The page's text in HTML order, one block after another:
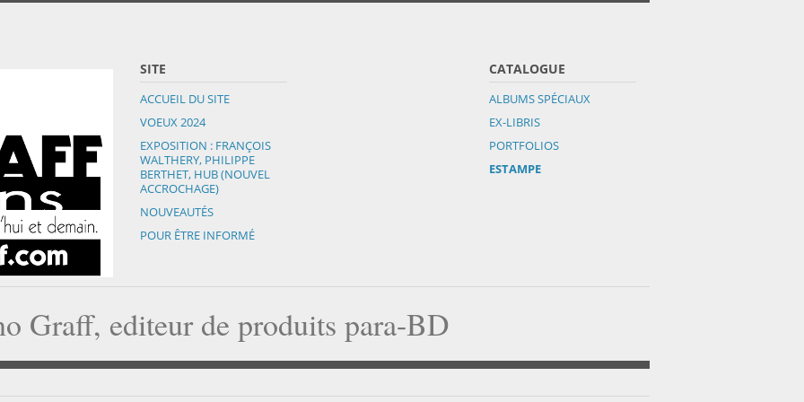
SITE
ACCUEIL DU SITE
VOEUX 2024
EXPOSITION : FRANÇOIS
WALTHERY, PHILIPPE
BERTHET, HUB (NOUVEL
ACCROCHAGE)
NOUVEAUTÉS
POUR ÊTRE INFORMÉ
CATALOGUE
ALBUMS SPÉCIAUX
EX-LIBRIS
PORTFOLIOS
ESTAMPE
Graff, editeur de produits para-BD